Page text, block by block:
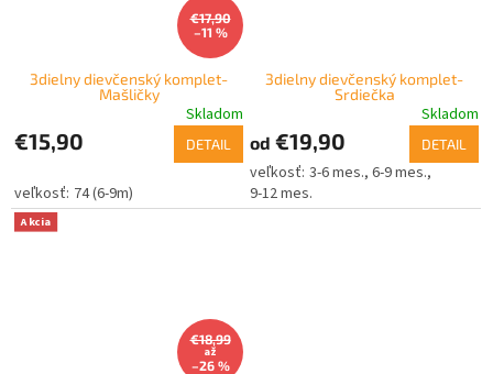
€17,90
–11 %
3dielny dievčenský komplet-
Mašličky
Skladom
€15,90 DETAIL
74 (6-9m)
3dielny dievčenský komplet-
Srdiečka
Skladom
od €19,90 DETAIL
3-6 mes. 6-9 mes.
9-12 mes.
Akcia
€18,99
až
–26 %